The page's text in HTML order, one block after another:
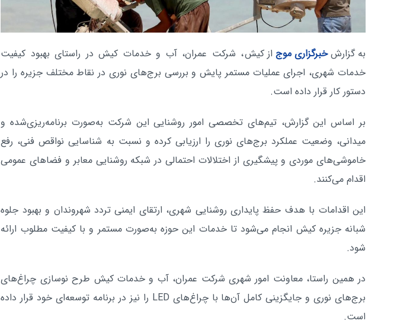
به گزارشخبرگزاری موج از کیش، شرکت عمران، آب و خدمات کیش در راستای بهبود کیفیت
خدمات شهری، اجرای عملیات مستمر پایش و بررسی برج‌های نوری در نقاط مختلف جزیره را در
دستور کار قرار داده است.
بر اساس این گزارش، تیم‌های تخصصی امور روشنایی این شرکت به‌صورت برنامه‌ریزی‌شده و
میدانی، وضعیت عملکرد برج‌های نوری را ارزیابی کرده و نسبت به شناسایی نواقص فنی، رفع
خاموشی‌های موردی و پیشگیری از اختلالات احتمالی در شبکه روشنایی معابر و فضاهای عمومی
اقدام می‌کنند.
این اقدامات با هدف حفظ پایداری روشنایی شهری، ارتقای ایمنی تردد شهروندان و بهبود جلوه
شبانه جزیره کیش انجام می‌شود تا خدمات این حوزه به‌صورت مستمر و با کیفیت مطلوب ارائه
شود.
در همین راستا، معاونت امور شهری شرکت عمران، آب و خدمات کیش طرح نوسازی چراغ‌های
برج‌های نوری و جایگزینی کامل آن‌ها با چراغ‌های LED را نیز در برنامه توسعه‌ای خود قرار داده
است.